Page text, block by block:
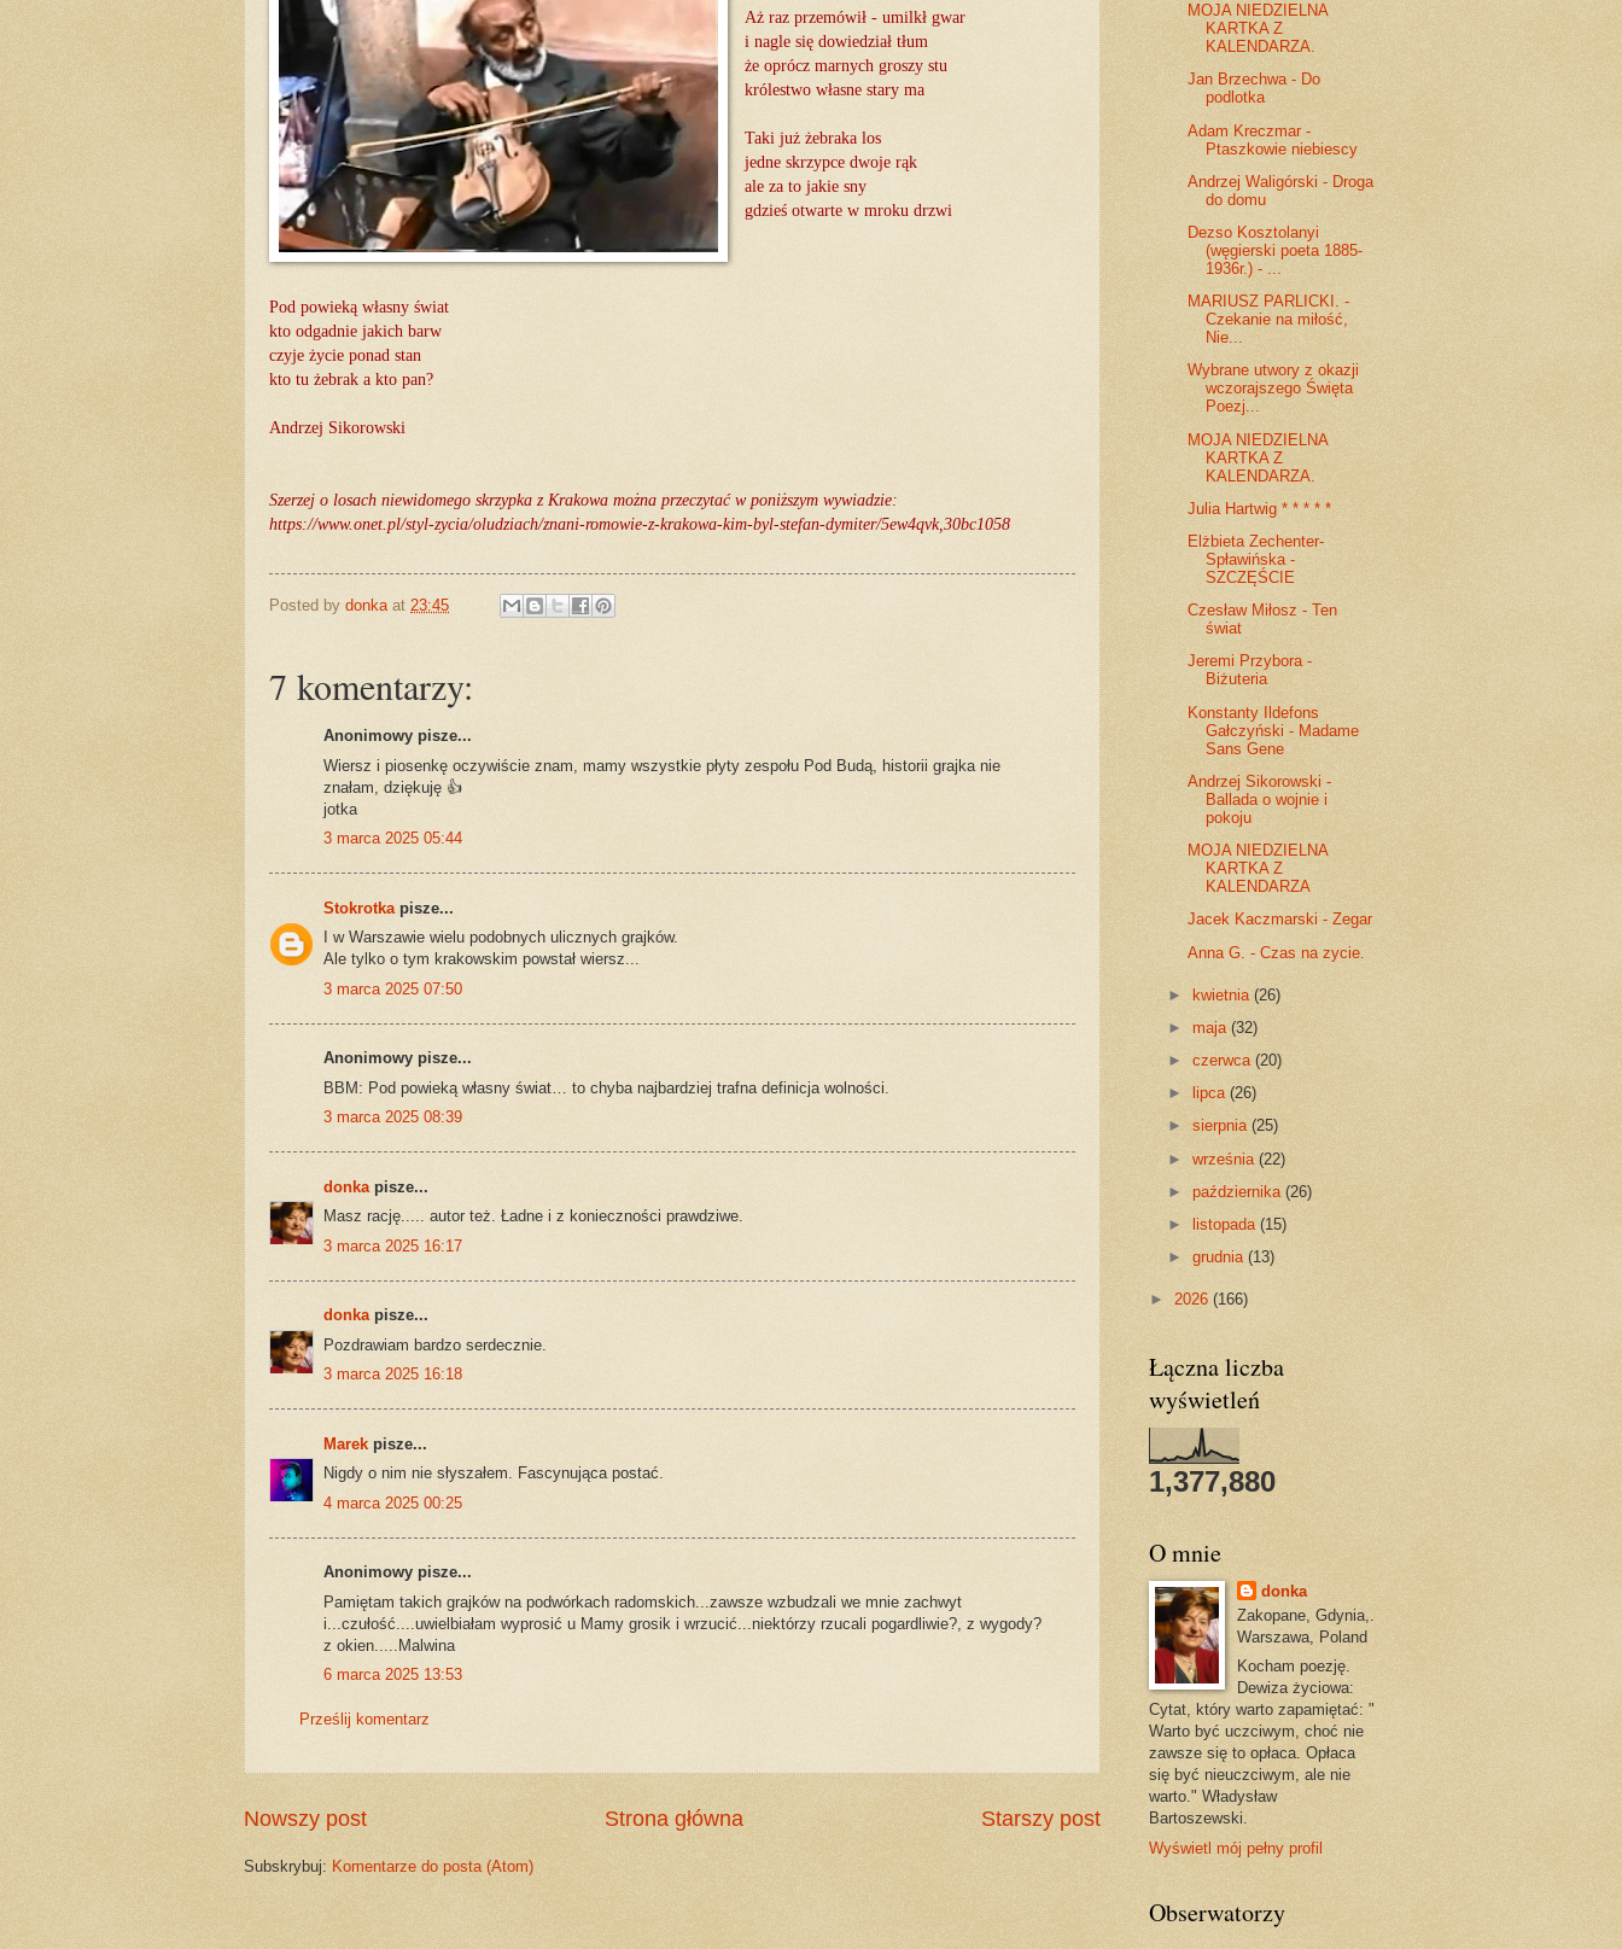
Aż raz przemówił - umilkł gwar
i nagle się dowiedział tłum
że oprócz marnych groszy stu
królestwo własne stary ma
Taki już żebraka los
jedne skrzypce dwoje rąk
ale za to jakie sny
gdzieś otwarte w mroku drzwi
Pod powieką własny świat
kto odgadnie jakich barw
czyje życie ponad stan
kto tu żebrak a kto pan?
Andrzej Sikorowski
Szerzej o losach niewidomego skrzypka z Krakowa można przeczytać w poniższym wywiadzie:
https://www.onet.pl/styl-zycia/oludziach/znani-romowie-z-krakowa-kim-byl-stefan-dymiter/5ew4qvk,30bc1058
Posted by donka at 23:45
7 komentarzy:
Anonimowy pisze...
Wiersz i piosenkę oczywiście znam, mamy wszystkie płyty zespołu Pod Budą, historii grajka nie
znałam, dziękuję 👍
jotka
3 marca 2025 05:44
Stokrotka pisze...
I w Warszawie wielu podobnych ulicznych grajków.
Ale tylko o tym krakowskim powstał wiersz...
3 marca 2025 07:50
Anonimowy pisze...
BBM: Pod powieką własny świat… to chyba najbardziej trafna definicja wolności.
3 marca 2025 08:39
donka pisze...
Masz rację..... autor też. Ładne i z konieczności prawdziwe.
3 marca 2025 16:17
donkapisze...
Pozdrawiam bardzo serdecznie.
3 marca 2025 16:18
Marek pisze...
Nigdy o nim nie słyszałem. Fascynująca postać.
4 marca 2025 00:25
Anonimowy pisze...
Pamiętam takich grajków na podwórkach radomskich...zawsze wzbudzali we mnie zachwyt
i...czułość....uwielbiałam wyprosić u Mamy grosik i wrzucić...niektórzy rzucali pogardliwie?, z wygody?
z okien.....Malwina
6 marca 2025 13:53
Prześlij komentarz
Nowszy post Starszy post
Strona główna
Subskrybuj: Komentarze do posta (Atom)
MOJA NIEDZIELNA
KARTKA Z
KALENDARZA.
Jan Brzechwa - Do
podlotka
Adam Kreczmar -
Ptaszkowie niebiescy
Andrzej Waligórski - Droga
do domu
Dezso Kosztolanyi
(węgierski poeta 1885-
1936r.) - ...
MARIUSZ PARLICKI. -
Czekanie na miłość,
Nie...
Wybrane utwory z okazji
wczorajszego Święta
Poezj...
MOJA NIEDZIELNA
KARTKA Z
KALENDARZA.
Julia Hartwig * * * * *
Elżbieta Zechenter-
Spławińska -
SZCZĘŚCIE
Czesław Miłosz - Ten
świat
Jeremi Przybora -
Biżuteria
Konstanty Ildefons
Gałczyński - Madame
Sans Gene
Andrzej Sikorowski -
Ballada o wojnie i
pokoju
MOJA NIEDZIELNA
KARTKA Z
KALENDARZA
Jacek Kaczmarski - Zegar
Anna G. - Czas na zycie.
►kwietnia(26)
►maja(32)
►czerwca(20)
►
lipca(26)
►sierpnia(25)
►września(22)
►października(26)
►
listopada(15)
►grudnia(13)
► 2026 (166)
Łączna liczba
wyświetleń
1,377,880
O mnie
donka
Zakopane, Gdynia,.
Warszawa, Poland
Kocham poezję.
Dewiza życiowa:
Cytat, który warto zapamiętać: "
Warto być uczciwym, choć nie
zawsze się to opłaca. Opłaca
się być nieuczciwym, ale nie
warto." Władysław
Bartoszewski.
Wyświetl mój pełny profil
Obserwatorzy